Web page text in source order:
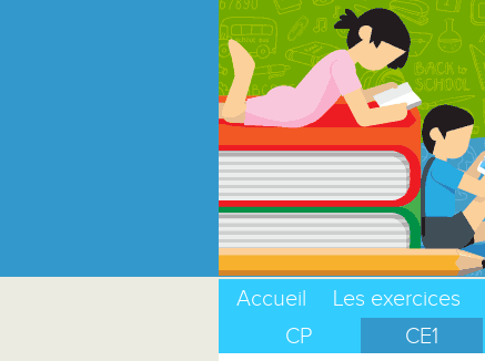
Accueil Les exercices
CP
CE1